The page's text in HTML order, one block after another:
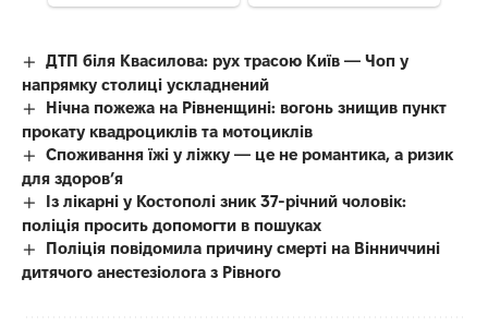
ДТП біля Квасилова: рух трасою Київ — Чоп у
напрямку столиці ускладнений
Нічна пожежа на Рівненщині: вогонь знищив пункт
прокату квадроциклів та мотоциклів
Споживання їжі у ліжку — це не романтика, а ризик
для здоров’я
Із лікарні у Костополі зник 37-річний чоловік:
поліція просить допомогти в пошуках
Поліція повідомила причину смерті на Вінниччині
дитячого анестезіолога з Рівного